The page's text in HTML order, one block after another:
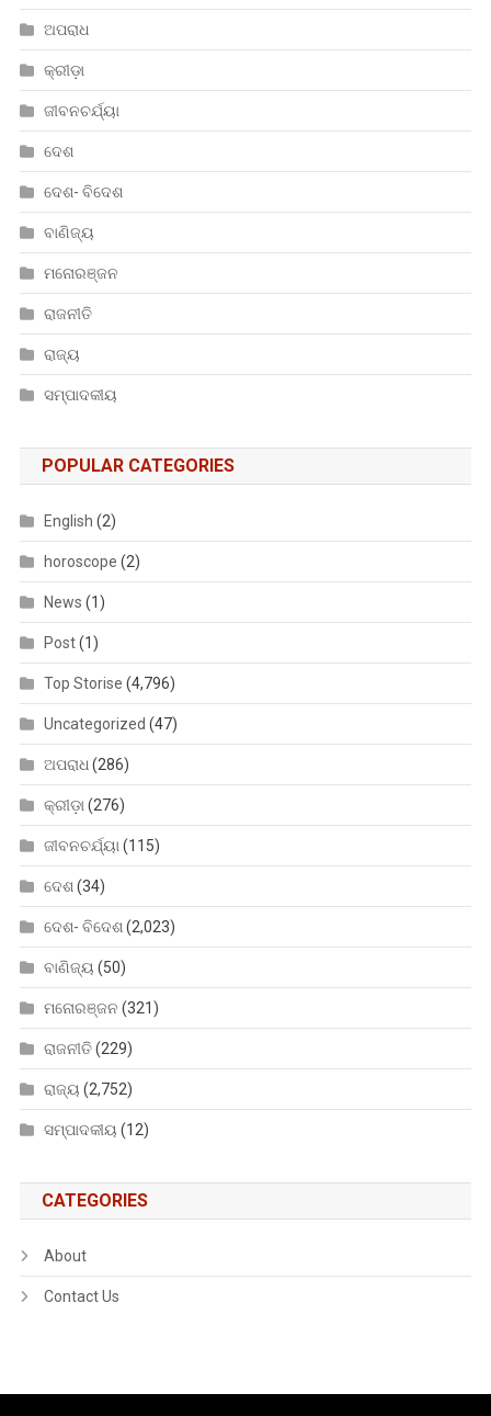
ଅପରାଧ
କ୍ରୀଡ଼ା
ଜୀବନଚର୍ଯ୍ୟା
ଦେଶ
ଦେଶ- ବିଦେଶ
ବାଣିଜ୍ୟ
ମନୋରଞ୍ଜନ
ରାଜନୀତି
ରାଜ୍ୟ
ସମ୍ପାଦକୀୟ
POPULAR CATEGORIES
English (2)
horoscope (2)
News (1)
Post(1)
Top Storise (4,796)
Uncategorized (47)
ଅପରାଧ (286)
କ୍ରୀଡ଼ା (276)
ଜୀବନଚର୍ଯ୍ୟା (115)
ଦେଶ (34)
ଦେଶ- ବିଦେଶ (2,023)
ବାଣିଜ୍ୟ (50)
ମନୋରଞ୍ଜନ (321)
ରାଜନୀତି(229)
ରାଜ୍ୟ (2,752)
ସମ୍ପାଦକୀୟ (12)
CATEGORIES
About
Contact Us